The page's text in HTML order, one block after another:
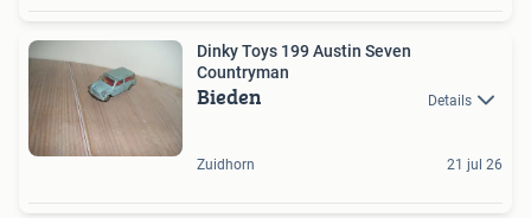
Dinky Toys 199 Austin Seven
Countryman
Bieden Details
Zuidhorn 21 jul 26